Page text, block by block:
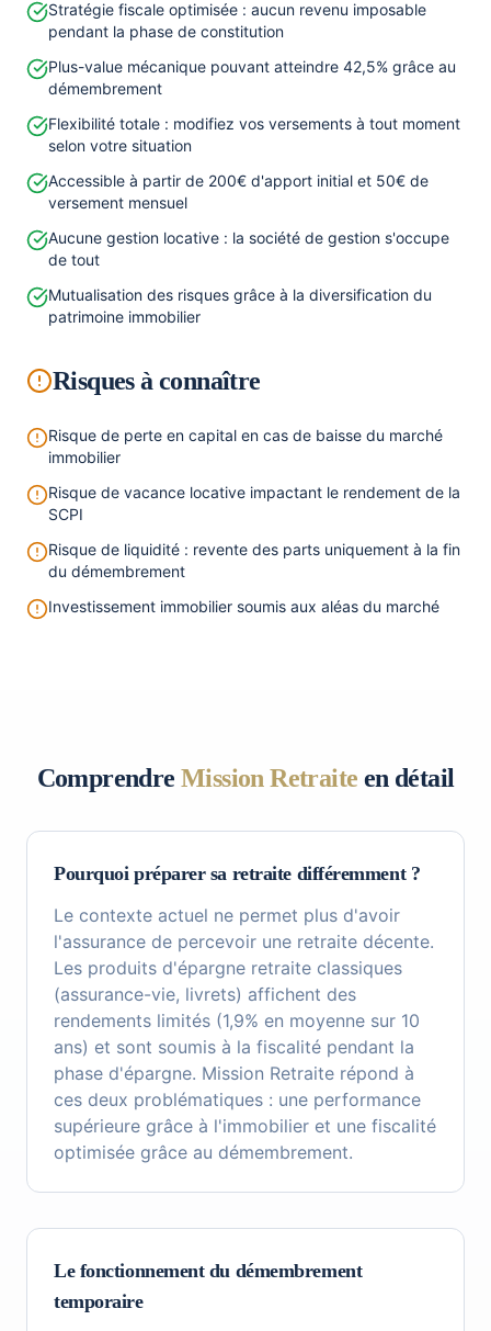
Stratégie fiscale optimisée : aucun revenu imposable
pendant la phase de constitution
Plus-value mécanique pouvant atteindre 42,5% grâce au
démembrement
Flexibilité totale : modifiez vos versements à tout moment
selon votre situation
Accessible à partir de 200€ d'apport initial et 50€ de
versement mensuel
Aucune gestion locative : la société de gestion s'occupe
de tout
Mutualisation des risques grâce à la diversification du
patrimoine immobilier
Risques à connaître
Risque de perte en capital en cas de baisse du marché
immobilier
Risque de vacance locative impactant le rendement de la
SCPI
Risque de liquidité : revente des parts uniquement à la fin
du démembrement
Investissement immobilier soumis aux aléas du marché
Comprendre Mission Retraite en détail
Pourquoi préparer sa retraite différemment ?
Le contexte actuel ne permet plus d'avoir
l'assurance de percevoir une retraite décente.
Les produits d'épargne retraite classiques
(assurance-vie, livrets) affichent des
rendements limités (1,9% en moyenne sur 10
ans) et sont soumis à la fiscalité pendant la
phase d'épargne. Mission Retraite répond à
ces deux problématiques : une performance
supérieure grâce à l'immobilier et une fiscalité
optimisée grâce au démembrement.
Le fonctionnement du démembrement
temporaire